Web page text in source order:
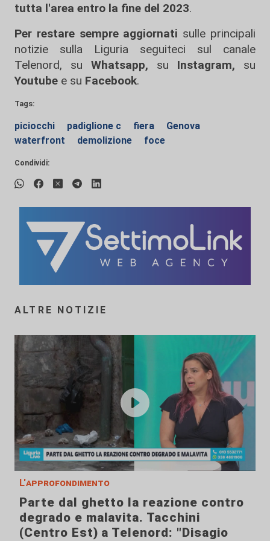
tutta l'area entro la fine del 2023.
Per restare sempre aggiornati sulle principali
notizie sulla Liguria seguiteci sul canale
Telenord, su
Whatsapp, su Instagram, su
Youtube e su Facebook.
Tags:
piciocchi padiglione c fiera
Genova
waterfront
demolizione foce
Condividi:
ALTRE NOTIZIE
L'approfondimento
Parte dal ghetto la reazione contro
degrado e malavita. Tacchini
(Centro Est) a Telenord: "Disagio